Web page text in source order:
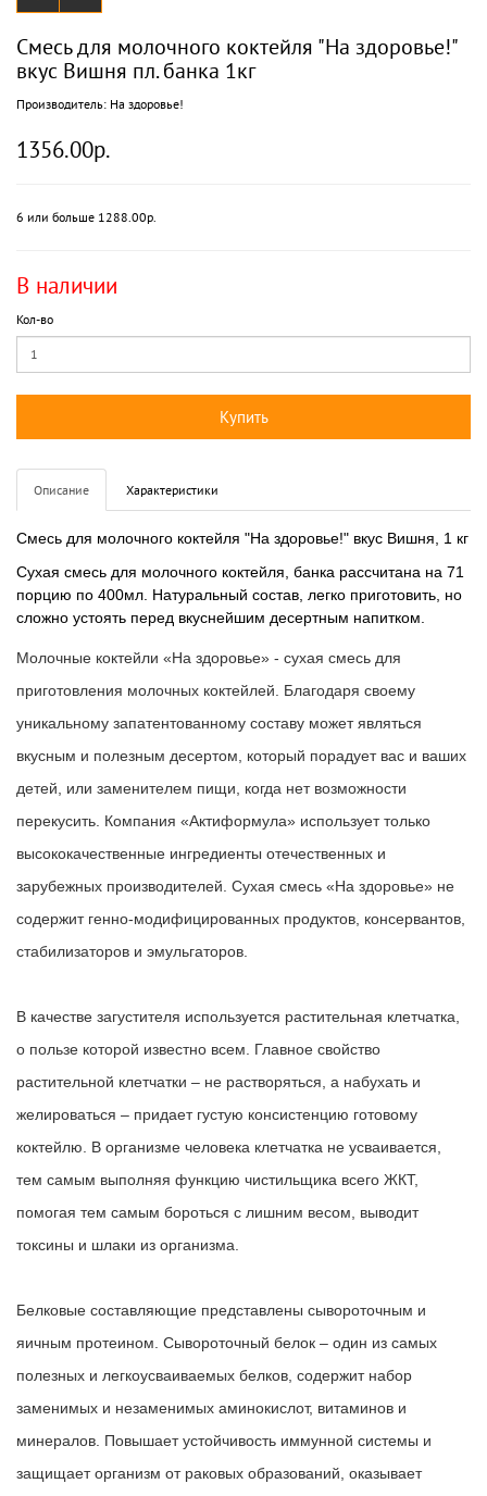
Смесь для молочного коктейля "На здоровье!"
вкус Вишня пл. банка 1кг
Производитель: На здоровье!
1356.00р.
6 или больше 1288.00р.
В наличии
Кол-во
Купить
Описание Характеристики
Смесь для молочного коктейля "На здоровье!" вкус Вишня, 1 кг
Сухая смесь для молочного коктейля, банка рассчитана на 71
порцию по 400мл. Натуральный состав, легко приготовить, но
сложно устоять перед вкуснейшим десертным напитком.
Молочные коктейли «На здоровье» - сухая смесь для
приготовления молочных коктейлей. Благодаря своему
уникальному запатентованному составу может являться
вкусным и полезным десертом, который порадует вас и ваших
детей, или заменителем пищи, когда нет возможности
перекусить. Компания «Актиформула» использует только
высококачественные ингредиенты отечественных и
зарубежных производителей. Сухая смесь «На здоровье» не
содержит генно-модифицированных продуктов, консервантов,
стабилизаторов и эмульгаторов.
В качестве загустителя используется растительная клетчатка,
о пользе которой известно всем. Главное свойство
растительной клетчатки – не растворяться, а набухать и
желироваться – придает густую консистенцию готовому
коктейлю. В организме человека клетчатка не усваивается,
тем самым выполняя функцию чистильщика всего ЖКТ,
помогая тем самым бороться с лишним весом, выводит
токсины и шлаки из организма.
Белковые составляющие представлены сывороточным и
яичным протеином . Сывороточный белок – один из самых
полезных и легкоусваиваемых белков, содержит набор
заменимых и незаменимых аминокислот, витаминов и
минералов. Повышает устойчивость иммунной системы и
защищает организм от раковых образований, оказывает